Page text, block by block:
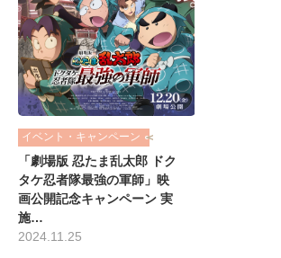
イベント・キャンペーン
「劇場版 忍たま乱太郎 ドク
タケ忍者隊最強の軍師」映
画公開記念キャンペーン 実
施…
2024.11.25